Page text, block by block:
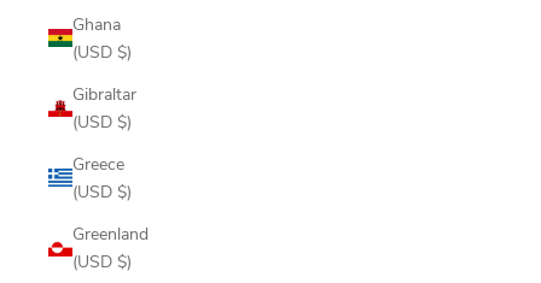
Ghana
(USD $)
Gibraltar
(USD $)
Greece
(USD $)
Greenland
(USD $)